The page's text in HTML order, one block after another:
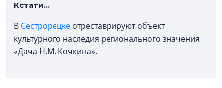
Кстати...
В Сестрорецке отреставрируют объект
культурного наследия регионального значения
«Дача Н.М. Кочкина».